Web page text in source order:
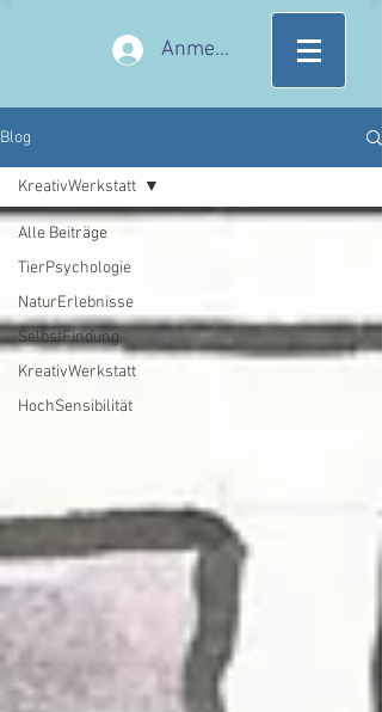
Anmelden
Blog
Alle Beiträge
TierPsychologie
NaturErlebnisse
SelbstFindung
KreativWerkstatt
HochSensibilität
KreativWerkstatt